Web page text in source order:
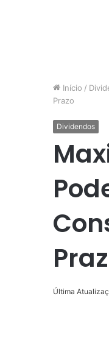
Início /
Prazo
Dividendos
Última